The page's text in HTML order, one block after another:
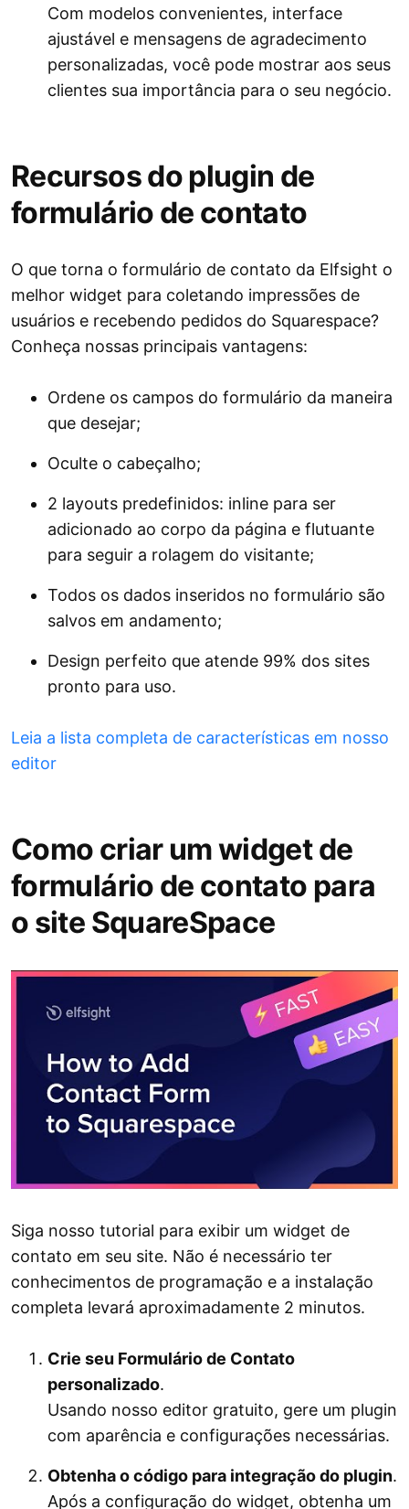
Com modelos convenientes, interface
ajustável e mensagens de agradecimento
personalizadas, você pode mostrar aos seus
clientes sua importância para o seu negócio.
Recursos do plugin de
formulário de contato
O que torna o formulário de contato da Elfsight o
melhor widget para coletando impressões de
usuários e recebendo pedidos do Squarespace?
Conheça nossas principais vantagens:
Ordene os campos do formulário da maneira
que desejar;
Oculte o cabeçalho;
2 layouts predefinidos: inline para ser
adicionado ao corpo da página e flutuante
para seguir a rolagem do visitante;
Todos os dados inseridos no formulário são
salvos em andamento;
Design perfeito que atende 99% dos sites
pronto para uso.
Leia a lista completa de características em nosso
editor
Como criar um widget de
formulário de contato para
o site SquareSpace
Siga nosso tutorial para exibir um widget de
contato em seu site. Não é necessário ter
conhecimentos de programação e a instalação
completa levará aproximadamente 2 minutos.
Crie seu Formulário de Contato
personalizado.
Usando nosso editor gratuito, gere um plugin
com aparência e configurações necessárias.
Obtenha o código para integração do plugin.
Após a configuração do widget, obtenha um